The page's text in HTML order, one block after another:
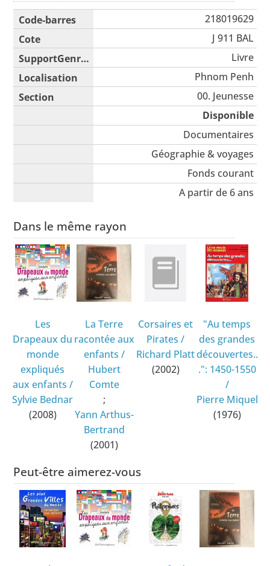
Liste des exemplaires
218019629
J 911 BAL
Livre
Phnom Penh
00. Jeunesse
Disponible
Documentaires
Géographie & voyages
Fonds courant
A partir de 6 ans
Dans le même rayon
Les
Drapeaux du
monde
expliqués
aux enfants /
Sylvie Bednar
(2008)
La Terre
racontée aux
enfants /
Hubert
Comte
;
Yann Arthus-
Bertrand
(2001)
Corsaires et
Pirates /
Richard Platt
(2002)
"Au temps
des grandes
découvertes..
.": 1450-1550
/
Pierre Miquel
(1976)
Peut-être aimerez-vous